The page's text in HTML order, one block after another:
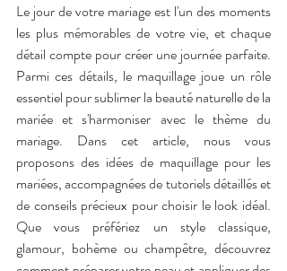
Le jour de votre mariage est l'un des moments
les plus mémorables de votre vie, et chaque
détail compte pour créer une journée parfaite.
Parmi ces détails, le maquillage joue un rôle
essentiel pour sublimer la beauté naturelle de la
mariée et s'harmoniser avec le thème du
mariage. Dans cet article, nous vous
proposons des idées de maquillage pour les
mariées, accompagnées de tutoriels détaillés et
de conseils précieux pour choisir le look idéal.
Que vous préfériez un style classique,
glamour, bohème ou champêtre, découvrez